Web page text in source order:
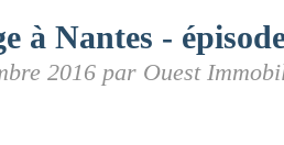
à Nantes -
2016 par Ouest